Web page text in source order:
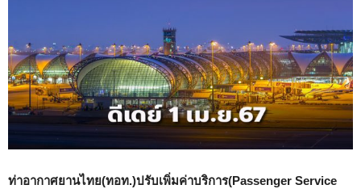
ท่าอากาศยานไทย(ทอท.)ปรับเพิ่มค่าบริการ(Passenger Service